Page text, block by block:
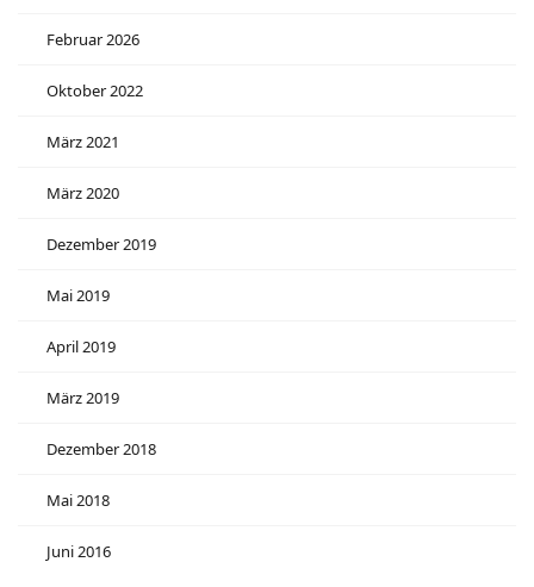
Februar 2026
Oktober 2022
März 2021
März 2020
Dezember 2019
Mai 2019
April 2019
März 2019
Dezember 2018
Mai 2018
Juni 2016